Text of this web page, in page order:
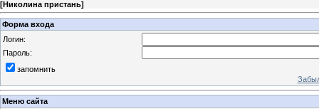
[Николина пристань]
Форма входа
Логин:
Пароль:
запомнить
Меню сайта